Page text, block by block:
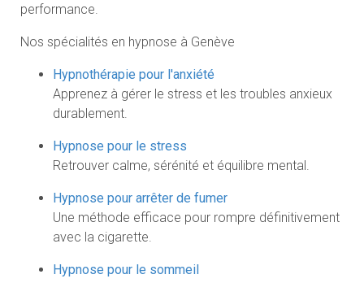
performance.
Nos spécialités en hypnose à Genève
Hypnothérapie pour l'anxiété
Apprenez à gérer le stress et les troubles anxieux
durablement.
Hypnose pour le stress
Retrouver calme, sérénité et équilibre mental.
Hypnose pour arrêter de fumer
Une méthode efficace pour rompre définitivement
avec la cigarette.
Hypnose pour le sommeil